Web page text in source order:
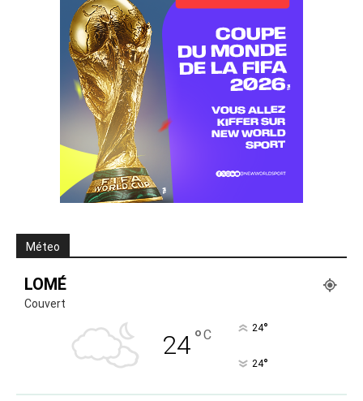
Méteo
LOMÉ
Couvert
24°C 24°
24°